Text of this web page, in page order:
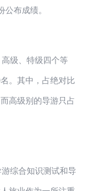
布成绩。
级、特级四个等
。其中，占绝对比
高级别的导游只占
综合知识测试和导